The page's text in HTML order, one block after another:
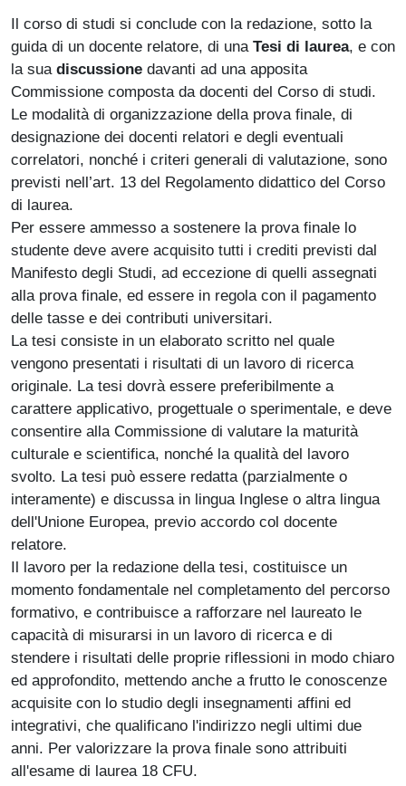
Il corso di studi si conclude con la redazione, sotto la
guida di un docente relatore, di una Tesi di laurea, e con
la sua discussione davanti ad una apposita
Commissione composta da docenti del Corso di studi.
Le modalità di organizzazione della prova finale, di
designazione dei docenti relatori e degli eventuali
correlatori, nonché i criteri generali di valutazione, sono
previsti nell’art. 13 del Regolamento didattico del Corso
di laurea.
Per essere ammesso a sostenere la prova finale lo
studente deve avere acquisito tutti i crediti previsti dal
Manifesto degli Studi, ad eccezione di quelli assegnati
alla prova finale, ed essere in regola con il pagamento
delle tasse e dei contributi universitari.
La tesi consiste in un elaborato scritto nel quale
vengono presentati i risultati di un lavoro di ricerca
originale. La tesi dovrà essere preferibilmente a
carattere applicativo, progettuale o sperimentale, e deve
consentire alla Commissione di valutare la maturità
culturale e scientifica, nonché la qualità del lavoro
svolto. La tesi può essere redatta (parzialmente o
interamente) e discussa in lingua Inglese o altra lingua
dell'Unione Europea, previo accordo col docente
relatore.
Il lavoro per la redazione della tesi, costituisce un
momento fondamentale nel completamento del percorso
formativo, e contribuisce a rafforzare nel laureato le
capacità di misurarsi in un lavoro di ricerca e di
stendere i risultati delle proprie riflessioni in modo chiaro
ed approfondito, mettendo anche a frutto le conoscenze
acquisite con lo studio degli insegnamenti affini ed
integrativi, che qualificano l'indirizzo negli ultimi due
anni. Per valorizzare la prova finale sono attribuiti
all'esame di laurea 18 CFU.